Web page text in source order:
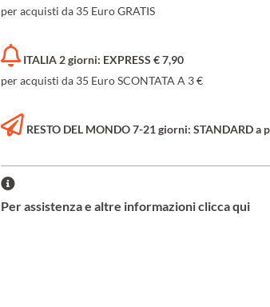
per acquisti da 35 Euro GRATIS
ITALIA 2 giorni: EXPRESS € 7,90
per acquisti da 35 Euro SCONTATA A 3 €
RESTO DEL MONDO 7-21 giorni: STANDARD a
Per assistenza e altre informazioni clicca qui